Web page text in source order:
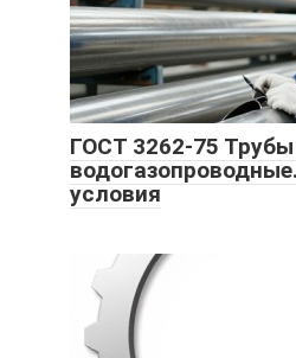
ГОСТ 3262-75
условия